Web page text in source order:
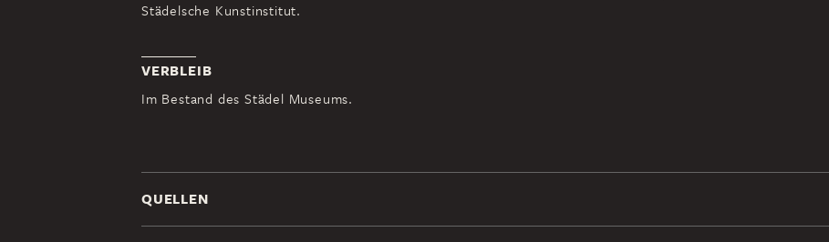
Städelsche Kunstinstitut.
VERBLEIB
Im Bestand des Städel Museums.
QUELLEN